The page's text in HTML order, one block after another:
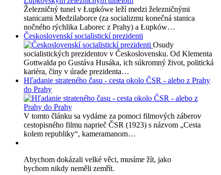
Železničný tunel v Łupkówe leží medzi železničnými
stanicami Medzilaborce (za socializmu konečná stanica
nočného rýchlika Laborec z Prahy) a Łupków…
Československí socialistickí prezidenti
Osudy
socialistických prezidentov v Československu. Od Klementa
Gottwalda po Gustáva Husáka, ich súkromný život, politická
kariéra, činy v úrade prezidenta…
Hľadanie strateného času - cesta okolo ČSR - alebo z Prahy
do Prahy
V tomto článku sa vydáme za pomoci filmových záberov
cestopisného filmu naprieč ČSR (1923) s názvom „Cesta
kolem republiky“, kameramanom…
Abychom dokázali velké věci, musíme žít, jako
bychom nikdy neměli zemřít.